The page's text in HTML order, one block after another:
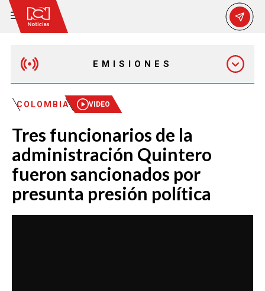
EMISIONES
MAÑANA EXPRESS
EMISIÓN 12:30 PM
EMISIÓN 7:00 PM
EMISIÓN 11:30 PM
COLOMBIA VIDEO
Tres funcionarios de la
administración Quintero
fueron sancionados por
presunta presión política